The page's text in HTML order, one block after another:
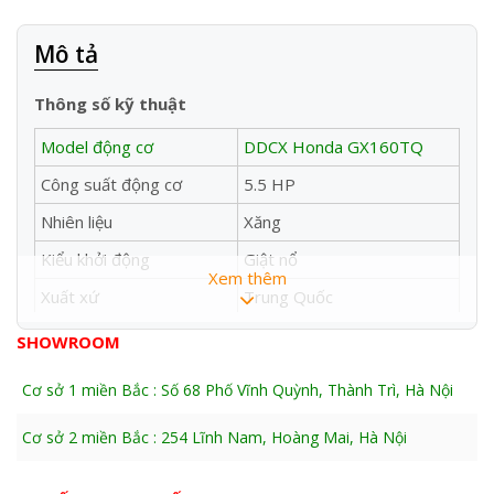
Mô tả
Thông số kỹ thuật
Model động cơ
DDCX Honda GX160TQ
Công suất động cơ
5.5 HP
Nhiên liệu
Xăng
Kiểu khởi động
Giật nổ
Xuất xứ
Trung Quốc
Bảo hành
6 tháng
Ứng dụng của máy đầm dùi trong các công trình
Đầm dùi bê tông hoạt động dựa trên hình thức đầm phía
đưa dây chấn động vào khối bê tông vừa đổ để làm chặt
Xem thêm
SHOWROOM
Cơ sở 1 miền Bắc : Số 68 Phố Vĩnh Quỳnh, Thành Trì, Hà Nội
Cơ sở 2 miền Bắc : 254 Lĩnh Nam, Hoàng Mai, Hà Nội